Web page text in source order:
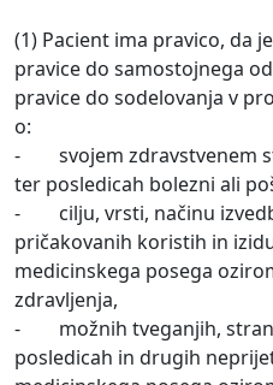
(1) Pacient ima pravico, da
pravice do samostojnega
pravice do sodelovanja v
o:
- svojem zdravstvenem
ter posledicah bolezni ali
- cilju, vrsti, načinu
pričakovanih koristih in
medicinskega posega
zdravljenja,
- možnih tveganjih,
posledicah in drugih